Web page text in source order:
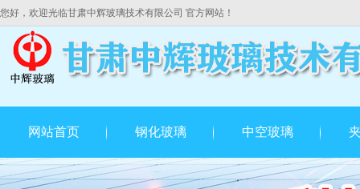
您好，欢迎光临甘肃中辉玻璃技术有限公司 官方网站！
网站首页 钢化玻璃 中空玻璃